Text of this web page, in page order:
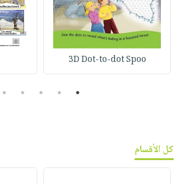
3D Dot-to-dot Spoo
1
2
3
4
5
كل الأقسام